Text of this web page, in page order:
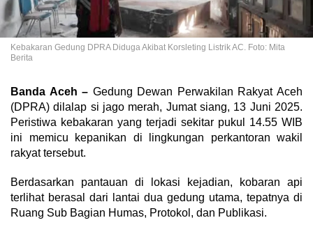
Kebakaran Gedung DPRA Diduga Akibat Korsleting Listrik AC. Foto: Mita
Berita
Banda Aceh – Gedung Dewan Perwakilan Rakyat Aceh
(DPRA) dilalap si jago merah, Jumat siang, 13 Juni 2025.
Peristiwa kebakaran yang terjadi sekitar pukul 14.55 WIB
ini memicu kepanikan di lingkungan perkantoran wakil
rakyat tersebut.
Berdasarkan pantauan di lokasi kejadian, kobaran api
terlihat berasal dari lantai dua gedung utama, tepatnya di
Ruang Sub Bagian Humas, Protokol, dan Publikasi.